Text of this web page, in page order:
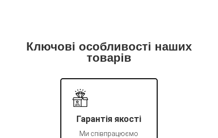
Ключові особливості наших
товарів
Гарантія якості
Ми співпрацюємо